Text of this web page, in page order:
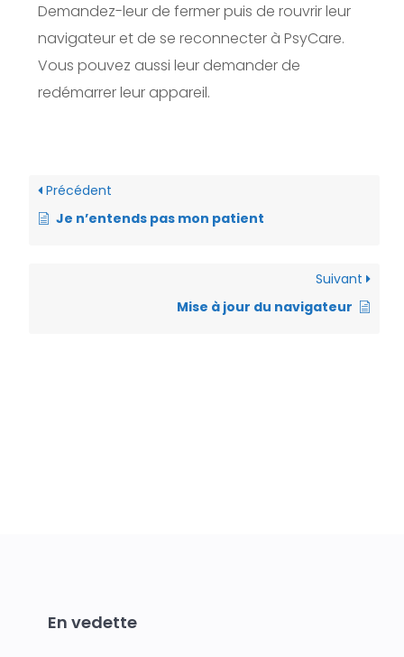
Demandez-leur de fermer puis de rouvrir leur
navigateur et de se reconnecter à PsyCare.
Vous pouvez aussi leur demander de
redémarrer leur appareil.
Précédent
Je n’entends pas mon patient
Suivant
Mise à jour du navigateur
En vedette